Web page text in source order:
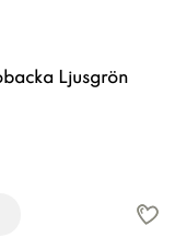
Ljusgrön